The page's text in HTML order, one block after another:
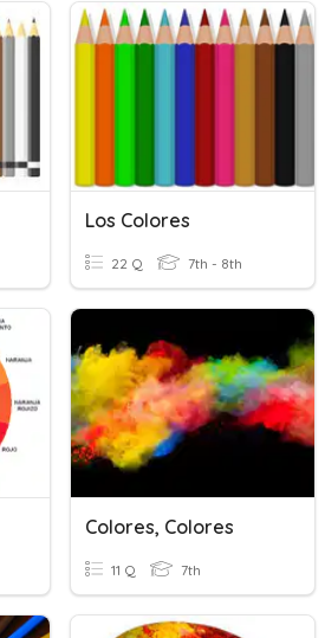
Los Colores
22 Q 7th - 8th
Colores, Colores
11 Q 7th